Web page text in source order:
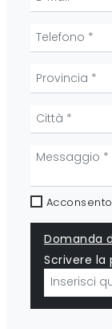
Domanda
Scrivere la